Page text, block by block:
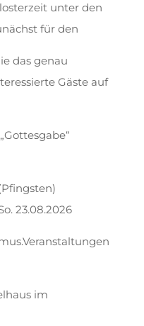
unter den
für den
das genau
Gäste auf
23.08.2026
im